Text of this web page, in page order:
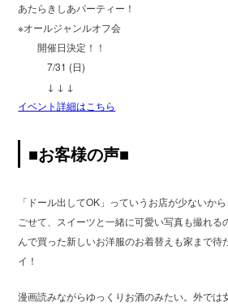
あたらきしあパーティー！
※オールジャンルオフ会
開催日決定！！
7/31 (日)
↓ ↓ ↓
イベント詳細はこちら
■お客様の声■
「ドール出してOK」っていうお店が少ないか
ごせて、スイーツと一緒に可愛い写真も撮れる
んで買った新しいお洋服のお着替えも家まで待
イ！
漫画読みながらゆっくりお酒のみたい。外では